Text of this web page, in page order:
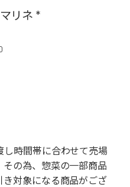
リネ *
時間帯に合わせて売場
その為、惣菜の一部商品
き対象になる商品がござ